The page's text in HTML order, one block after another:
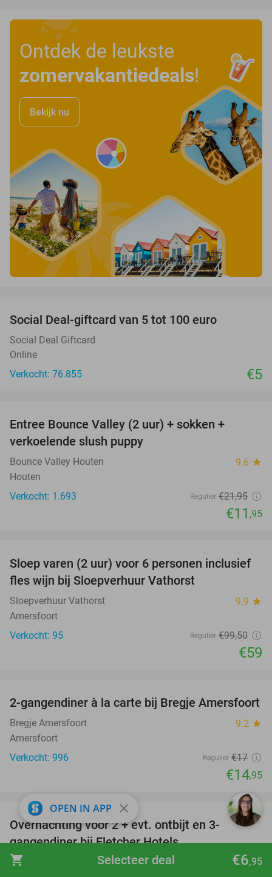
shopping_cart €6,95
Selecteer deal
Ontdek de leukste
zomervakantiedeals!
Bekijk nu
Social Deal-giftcard van 5 tot 100 euro
Social Deal Giftcard
Online
Verkocht: 76.855
€5
Entree Bounce Valley (2 uur) + sokken +
verkoelende slush puppy
Bounce Valley Houten 9.6 star
Houten
Verkocht: 1.693
Regulier €21,95
€11 ,95
41%
Sloep varen (2 uur) voor 6 personen inclusief
fles wijn bij Sloepverhuur Vathorst
Sloepverhuur Vathorst 9.9 star
Amersfoort
Verkocht: 95
Regulier €99,50
€59
12%
2-gangendiner à la carte bij Bregje Amersfoort
Bregje Amersfoort 9.2 star
Amersfoort
Verkocht: 996
Regulier €17
€14,95
favorite_border
Overnachting voor 2 + evt. ontbijt en 3-
gangendiner bij Fletcher Hotels
Fletcher Hotels
OPEN IN APP close